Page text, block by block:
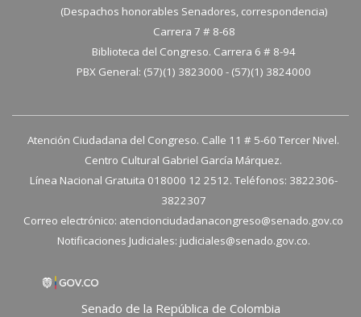
(Despachos honorables Senadores, correspondencia)
Carrera 7 # 8-68
Biblioteca del Congreso. Carrera 6 # 8-94
PBX General: (57)(1) 3823000 - (57)(1) 3824000
Atención Ciudadana del Congreso. Calle 11 # 5-60 Tercer Nivel.
Centro Cultural Gabriel García Márquez.
Línea Nacional Gratuita 018000 12 2512. Teléfonos: 3822306-
3822307
Correo electrónico: atencionciudadanacongreso@senado.gov.co
Notificaciones Judiciales: judiciales@senado.gov.co.
Senado de la República de Colombia